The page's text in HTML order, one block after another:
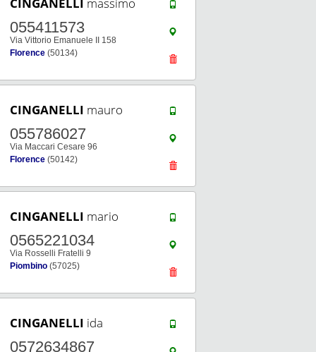
055411573
Via Vittorio Emanuele II 158
Florence (50134)
CINGANELLI mauro
055786027
Via Maccari Cesare 96
Florence (50142)
CINGANELLI mario
0565221034
Via Rosselli Fratelli 9
Piombino (57025)
CINGANELLI ida
0572634867